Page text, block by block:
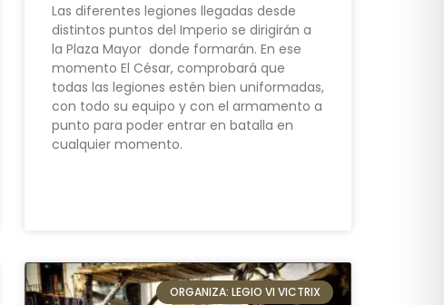
Las diferentes legiones llegadas desde
distintos puntos del Imperio se dirigirán a
la Plaza Mayor donde formarán. En ese
momento El César, comprobará que
todas las legiones estén bien uniformadas,
con todo su equipo y con el armamento a
punto para poder entrar en batalla en
cualquier momento.
ORGANIZA: LEGIO VI VICTRIX